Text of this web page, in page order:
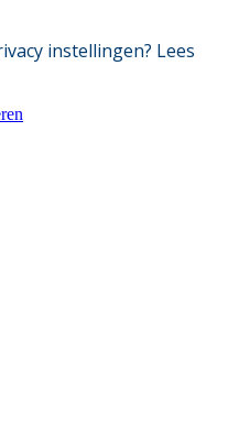
instellingen? Lees